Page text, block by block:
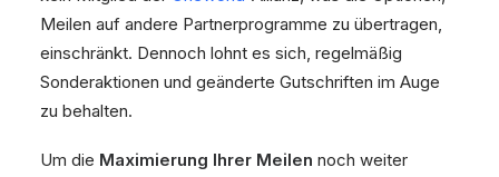
Meilen auf andere Partnerprogramme zu übertragen,
einschränkt. Dennoch lohnt es sich, regelmäßig
Sonderaktionen und geänderte Gutschriften im Auge
zu behalten.
Um die Maximierung Ihrer Meilen noch weiter